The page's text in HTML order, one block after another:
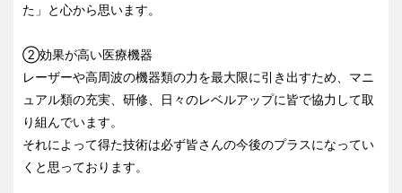
た」と心から思います。
②効果が高い医療機器
レーザーや高周波の機器類の力を最大限に引き出すため、マニ
ュアル類の充実、研修、日々のレベルアップに皆で協力して取
り組んでいます。
それによって得た技術は必ず皆さんの今後のプラスになってい
くと思っております。